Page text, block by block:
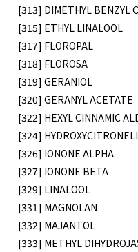
[313] DIMETHYL BENZYL
[315] ETHYL LINALOOL
[317] FLOROPAL
[318] FLOROSA
[319] GERANIOL
[320] GERANYL ACETATE
[322] HEXYL CINNAMIC
[324]
[326] IONONE ALPHA
[327] IONONE BETA
[329] LINALOOL
[331] MAGNOLAN
[332] MAJANTOL
[333] METHYL